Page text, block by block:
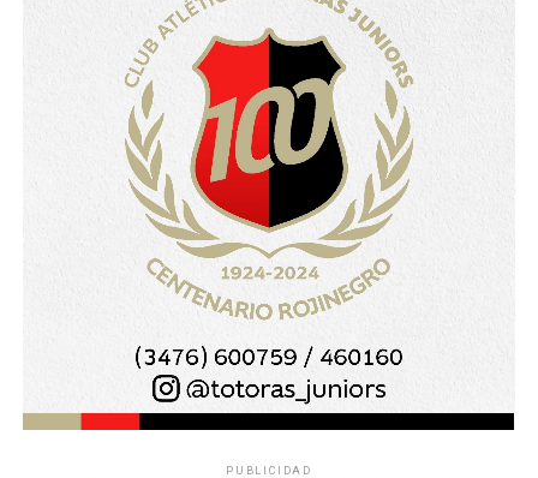
PUBLICIDAD